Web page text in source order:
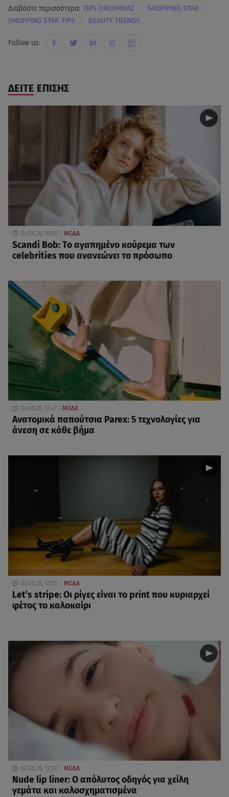
Διαβάστε περισσότερα: TIPS OΜΟΡΦΙΑΣ SHOPPING STAR
SHOPPING STAR TIPS BEAUTY TRENDS
Follow us:
ΔΕΙΤΕ ΕΠΙΣΗΣ
04.08.26, 16:00 ΜΟΔΑ
Scandi Bob: Το αγαπημένο κούρεμα των
celebrities που ανανεώνει το πρόσωπο
04.08.26, 13:47 ΜΟΔΑ
Ανατομικά παπούτσια Parex: 5 τεχνολογίες για
άνεση σε κάθε βήμα
03.08.26, 12:00 ΜΟΔΑ
Let’s stripe: Οι ρίγες είναι το print που κυριαρχεί
φέτος το καλοκαίρι
02.08.26, 12:00 ΜΟΔΑ
Nude lip liner: Ο απόλυτος οδηγός για χείλη
γεμάτα και καλοσχηματισμένα